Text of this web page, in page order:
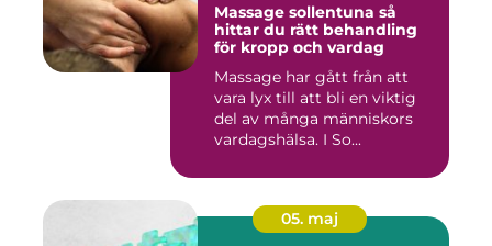
Massage sollentuna så
hittar du rätt behandling
för kropp och vardag
Massage har gått från att
vara lyx till att bli en viktig
del av många människors
vardagshälsa. I So...
05. maj